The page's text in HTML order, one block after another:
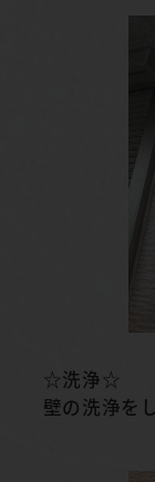
☆洗浄☆
壁の洗浄を